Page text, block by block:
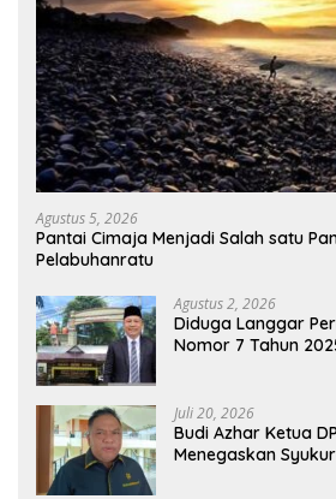
Agustus 5, 2026
Pantai Cimaja Menjadi Salah satu
Pelabuhanratu
Agustus 2, 2026
Diduga Langgar
Nomor 7 Tahun
Juli 20, 2026
Budi Azhar Ketua
Menegaskan